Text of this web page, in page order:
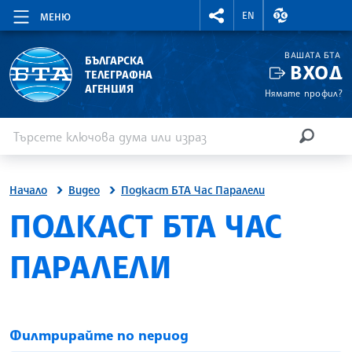
МЕНЮ
RIGHTMENU.SOCIAL
EN
ВАЛУТНИ
БЪЛГАРСКА
ТЕЛЕГРАФНА
АГЕНЦИЯ
ВАШАТА БТА
ВХОД
Нямате профил?
Начало Видео Подкаст БТА Час Паралели
SITE.BTA
ПОДКАСТ БТА ЧАС
ПАРАЛЕЛИ
Филтрирайте по период